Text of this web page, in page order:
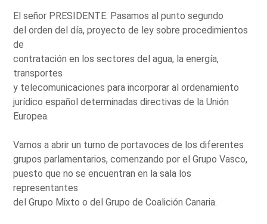
El señor PRESIDENTE: Pasamos al punto segundo
del orden del día, proyecto de ley sobre procedimientos
de
contratación en los sectores del agua, la energía,
transportes
y telecomunicaciones para incorporar al ordenamiento
jurídico español determinadas directivas de la Unión
Europea.
Vamos a abrir un turno de portavoces de los diferentes
grupos parlamentarios, comenzando por el Grupo Vasco,
puesto que no se encuentran en la sala los
representantes
del Grupo Mixto o del Grupo de Coalición Canaria.